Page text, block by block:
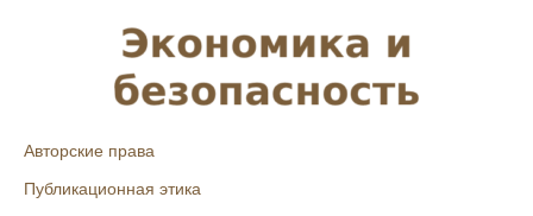
Авторские права
Публикационная этика